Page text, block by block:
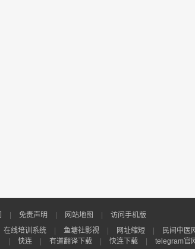
免责声明 网站地图
访问手机版
在线培训系统 鱼塘社影视 网址缩短 民间中医
快连 有道翻译下载 快连下载 telegram官